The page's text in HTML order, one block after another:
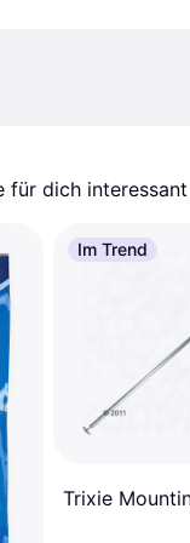
für dich
Im Trend
Trixie